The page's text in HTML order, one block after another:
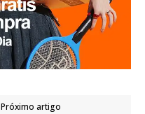
Próximo artigo